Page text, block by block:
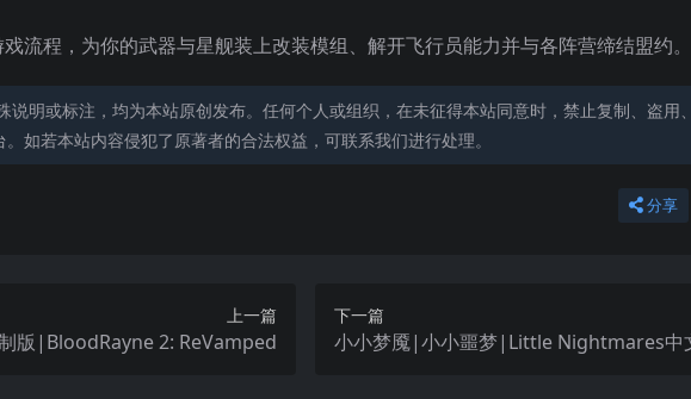
流程，为你的武器与星舰装上改装模组、解开飞行员能力并与各阵营缔结盟约。
说明或标注，均为本站原创发布。任何个人或组织，在未征得本站同意时，禁止复制、盗用
如若本站内容侵犯了原著者的合法权益，可联系我们进行处理。
分享
上一篇
版|BloodRayne 2: ReVamped
下一篇
小小梦魇|小小噩梦|Little Nightmares中